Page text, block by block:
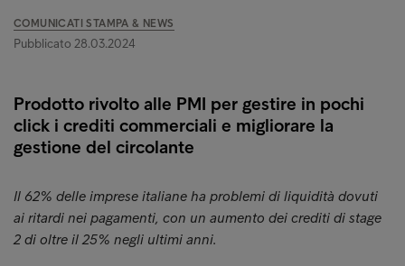
COMUNICATI STAMPA & NEWS
Pubblicato 28.03.2024
Prodotto rivolto alle PMI per gestire in pochi
click i crediti commerciali e migliorare la
gestione del circolante
Il 62% delle imprese italiane ha problemi di liquidità dovuti
ai ritardi nei pagamenti, con un aumento dei crediti di stage
2 di oltre il 25% negli ultimi anni.